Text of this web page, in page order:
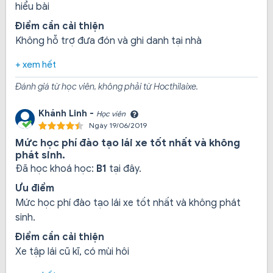
nơi đào tạo lái xe chất lượng hàng đầu Bình Dương.
Xe học lái: Hệ thống xe thực hành gồm nhiều loại xe
hiểu bài
Điểm cần cải thiện
Không hỗ trợ đưa đón và ghi danh tại nhà
+ xem hết
Đánh giá từ học viên, không phải từ Hocthilaixe.
Khánh Linh - Học viên
Ngày 19/06/2019
Mức học phí đào tạo lái xe tốt nhất và không
phát sinh.
Đã học khoá học: B1 tại đây.
Ưu điểm
Mức học phí đào tạo lái xe tốt nhất và không phát
sinh.
Điểm cần cải thiện
Xe tập lái cũ kĩ, có mùi hôi